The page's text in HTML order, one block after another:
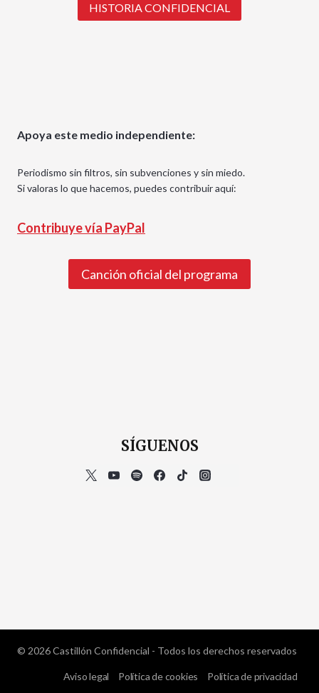
HISTORIA CONFIDENCIAL
Apoya este medio independiente:
Periodismo sin filtros, sin subvenciones y sin miedo.
Si valoras lo que hacemos, puedes contribuir aquí:
Contribuye vía PayPal
Canción oficial del programa
SÍGUENOS
© 2026 Castillón Confidencial - Todos los derechos reservados
Aviso legal Política de cookies Política de privacidad